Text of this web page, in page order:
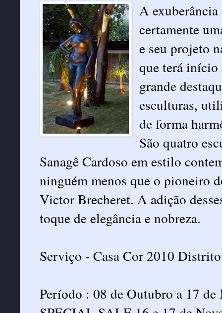
A
certamente
e seu projeto
que terá início
grande
esculturas,
de forma
São quatro
Sanagê Cardoso em estilo
ninguém menos que o pioneiro
Victor Brecheret. A adição
toque de elegância e nobreza.
Serviço - Casa Cor 2010
Período : 08 de Outubro a 17 de